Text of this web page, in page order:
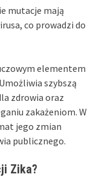
mutacje mają
co prowadzi do
elementem
szybszą
zdrowia oraz
zakażeniom. W
jego zmian
publicznego.
Zika?